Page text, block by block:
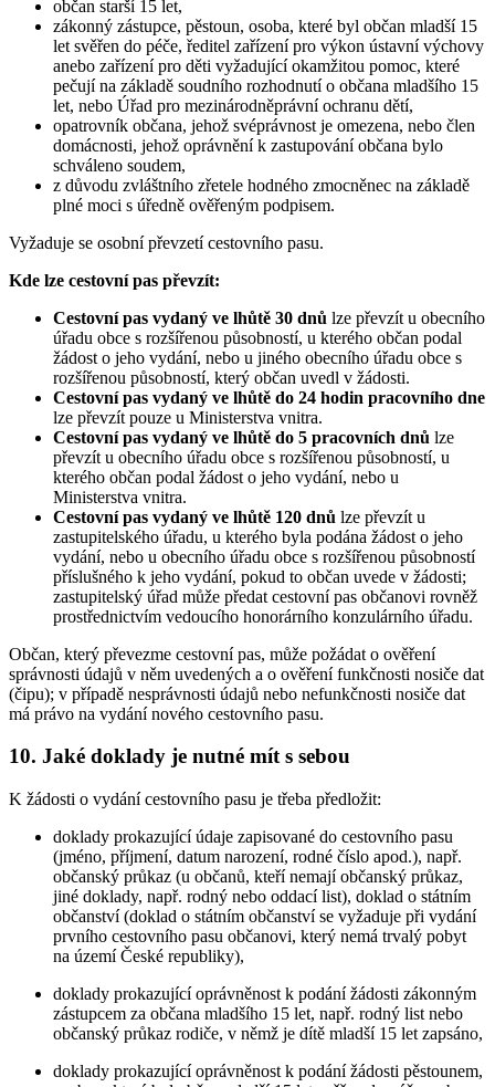
občan starší 15 let,
zákonný zástupce, pěstoun, osoba, které byl občan mladší 15
let svěřen do péče, ředitel zařízení pro výkon ústavní výchovy
anebo zařízení pro děti vyžadující okamžitou pomoc, které
pečují na základě soudního rozhodnutí o občana mladšího 15
let, nebo Úřad pro mezinárodněprávní ochranu dětí,
opatrovník občana, jehož svéprávnost je omezena, nebo člen
domácnosti, jehož oprávnění k zastupování občana bylo
schváleno soudem,
z důvodu zvláštního zřetele hodného zmocněnec na základě
plné moci s úředně ověřeným podpisem.
Vyžaduje se osobní převzetí cestovního pasu.
Kde lze cestovní pas převzít:
Cestovní pas vydaný ve lhůtě 30 dnů lze převzít u obecního
úřadu obce s rozšířenou působností, u kterého občan podal
žádost o jeho vydání, nebo u jiného obecního úřadu obce s
rozšířenou působností, který občan uvedl v žádosti.
Cestovní pas vydaný ve lhůtě do 24 hodin pracovního dne
lze převzít pouze u Ministerstva vnitra.
Cestovní pas vydaný ve lhůtě do 5 pracovních dnů lze
převzít u obecního úřadu obce s rozšířenou působností, u
kterého občan podal žádost o jeho vydání, nebo u
Ministerstva vnitra.
Cestovní pas vydaný ve lhůtě 120 dnů lze převzít u
zastupitelského úřadu, u kterého byla podána žádost o jeho
vydání, nebo u obecního úřadu obce s rozšířenou působností
příslušného k jeho vydání, pokud to občan uvede v žádosti;
zastupitelský úřad může předat cestovní pas občanovi rovněž
prostřednictvím vedoucího honorárního konzulárního úřadu.
Občan, který převezme cestovní pas, může požádat o ověření
správnosti údajů v něm uvedených a o ověření funkčnosti nosiče dat
(čipu); v případě nesprávnosti údajů nebo nefunkčnosti nosiče dat
má právo na vydání nového cestovního pasu.
10. Jaké doklady je nutné mít s sebou
K žádosti o vydání cestovního pasu je třeba předložit:
doklady prokazující údaje zapisované do cestovního pasu
(jméno, příjmení, datum narození, rodné číslo apod.), např.
občanský průkaz (u občanů, kteří nemají občanský průkaz,
jiné doklady, např. rodný nebo oddací list), doklad o státním
občanství (doklad o státním občanství se vyžaduje při vydání
prvního cestovního pasu občanovi, který nemá trvalý pobyt
na území České republiky),
doklady prokazující oprávněnost k podání žádosti zákonným
zástupcem za občana mladšího 15 let, např. rodný list nebo
občanský průkaz rodiče, v němž je dítě mladší 15 let zapsáno,
doklady prokazující oprávněnost k podání žádosti pěstounem,